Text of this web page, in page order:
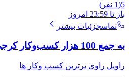
5
(
1 نفر)
باز تا 23:59 امروز
تماسجزئیات بیشتر
به جمع 100 هزار کسب‌وکار کرجی در راویل بپیوندید
راویل راوی برترین کسب وکار ها